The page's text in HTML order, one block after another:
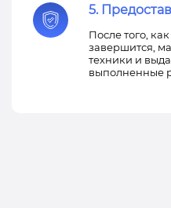
5.
После того,
завершится,
техники и
выполненные